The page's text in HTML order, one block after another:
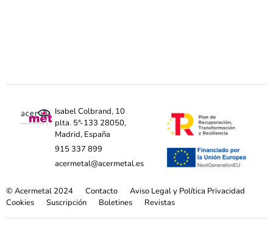
Isabel Colbrand, 10
plta. 5ª-133 28050,
Madrid, España
915 337 899
acermetal@acermetal.es
© Acermetal 2024 Contacto
Aviso Legal y Política Privacidad
Cookies
Suscripción Boletines Revistas